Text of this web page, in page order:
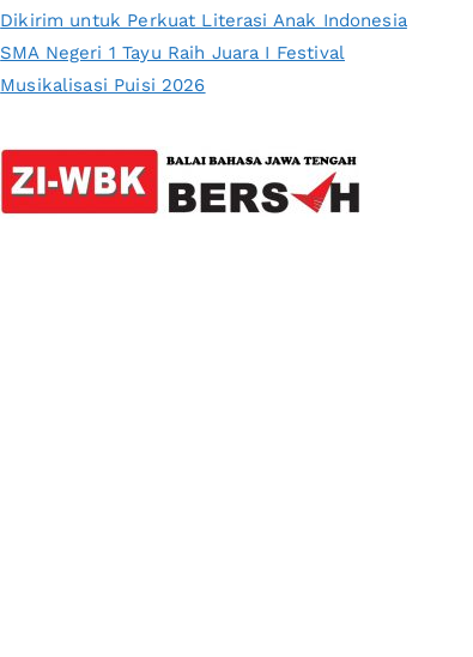
Dikirim untuk Perkuat Literasi Anak Indonesia
SMA Negeri 1 Tayu Raih Juara I Festival
Musikalisasi Puisi 2026